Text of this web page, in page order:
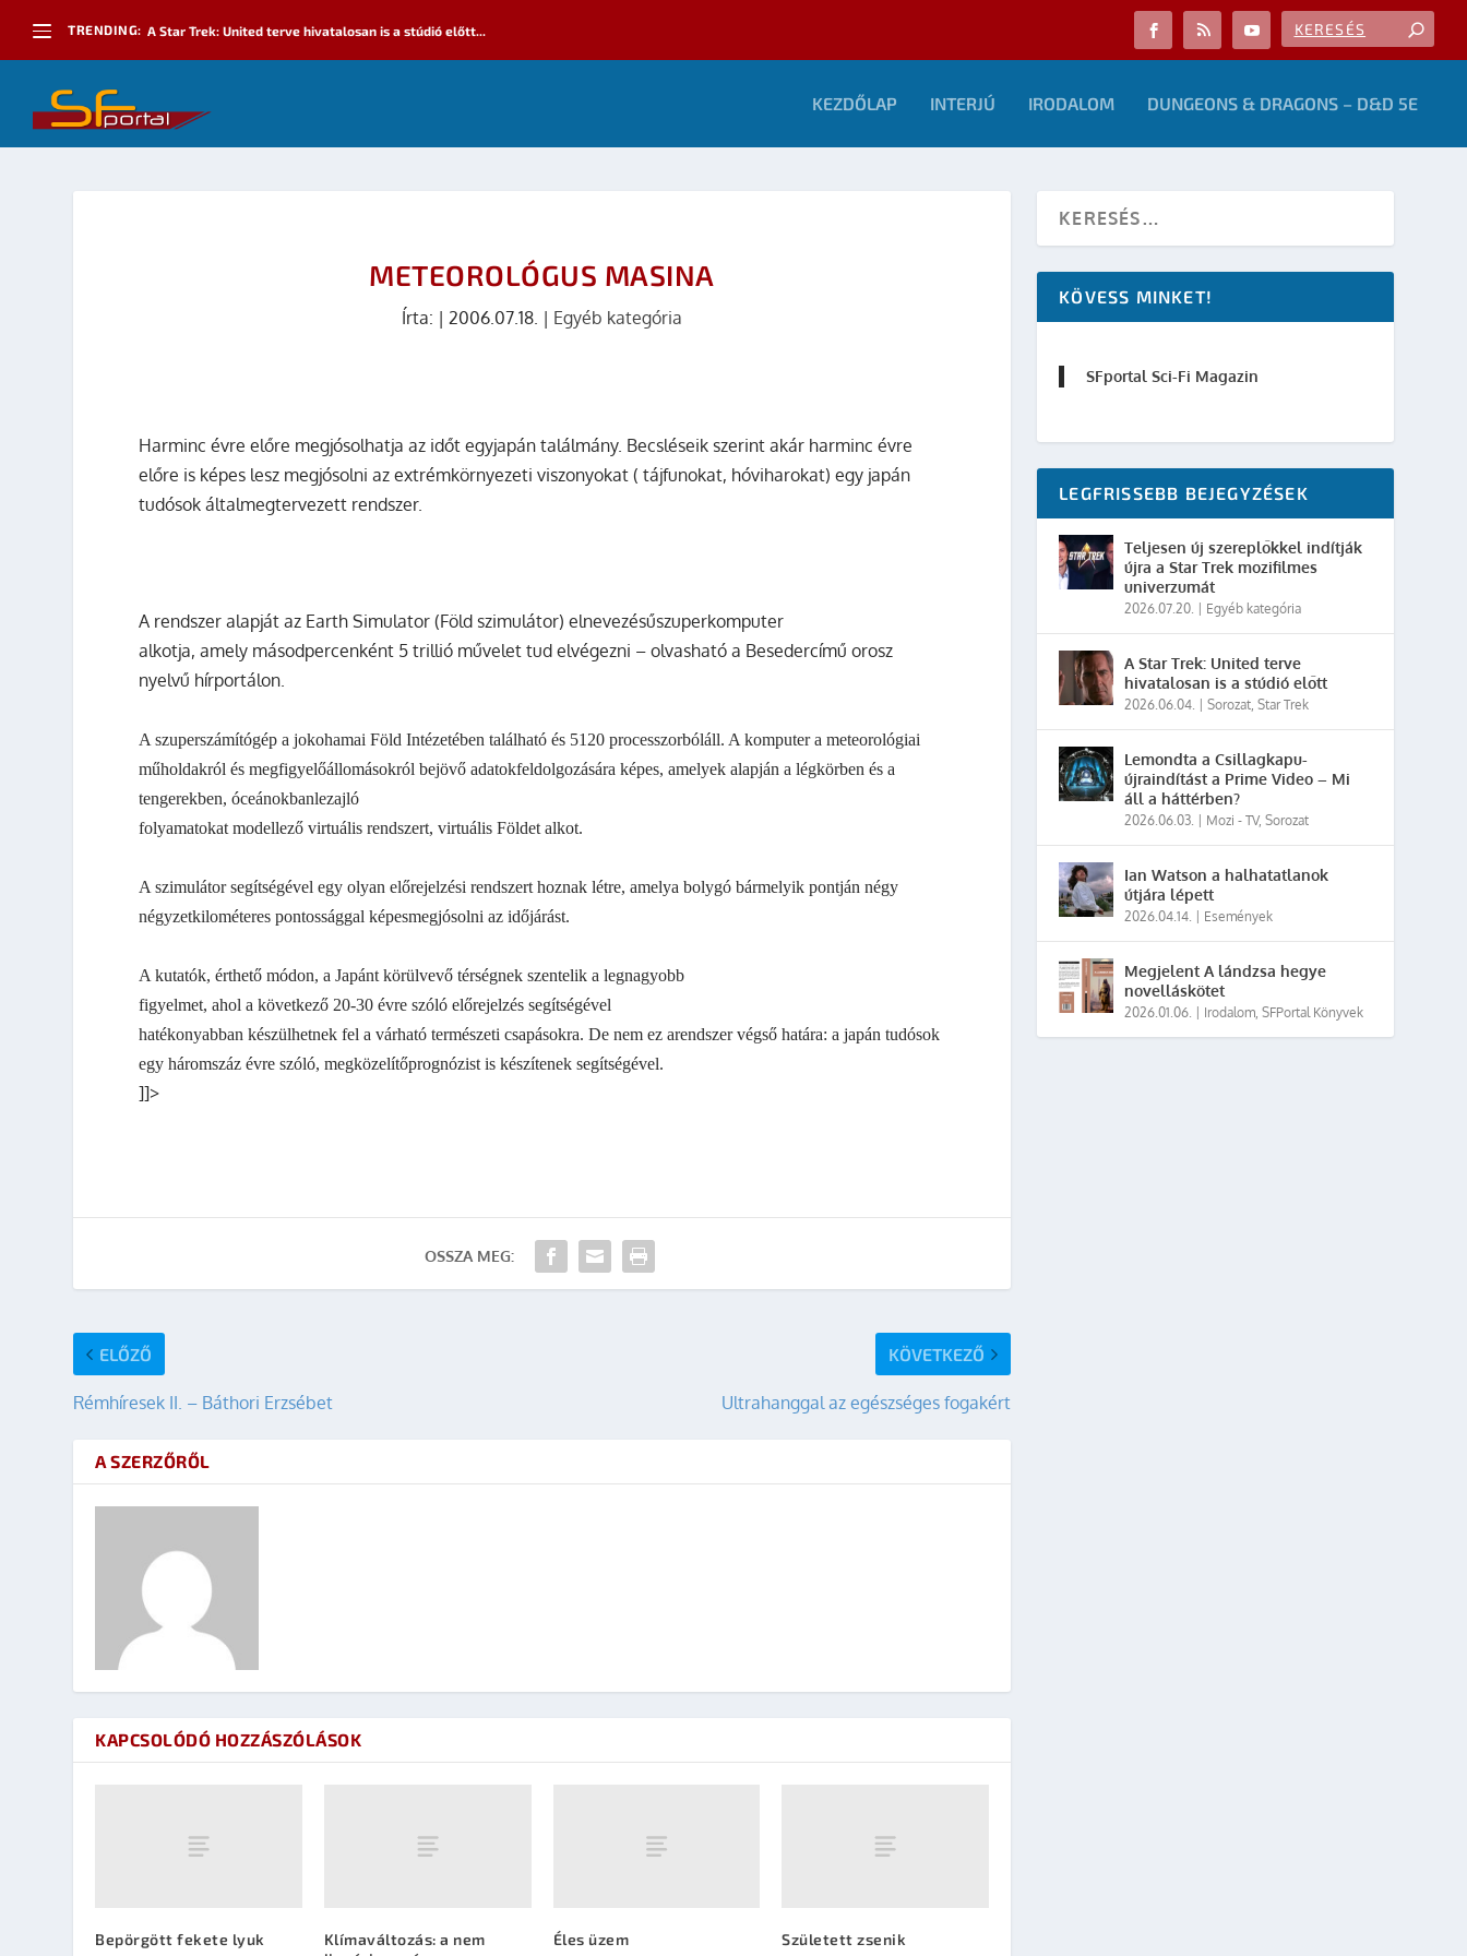
TRENDING: A Star Trek: United terve hivatalosan is a stúdió előtt...
KEZDŐLAP INTERJÚ IRODALOM DUNGEONS & DRAGONS – D&D 5E
METEOROLÓGUS MASINA
Írta: |2006.07.18. | Egyéb kategória
Harminc évre előre megjósolhatja az időt egyjapán találmány. Becsléseik szerint akár harminc évre
előre is képes lesz megjósolni az extrémkörnyezeti viszonyokat ( tájfunokat, hóviharokat) egy japán
tudósok általmegtervezett rendszer.
A rendszer alapját az Earth Simulator (Föld szimulátor) elnevezésűszuperkomputer
alkotja, amely másodpercenként 5 trillió művelet tud elvégezni – olvasható a Besedercímű orosz
nyelvű hírportálon.
A szuperszámítógép a jokohamai Föld Intézetében található és 5120 processzorbóláll. A komputer a meteorológiai
műholdakról és megfigyelőállomásokról bejövő adatokfeldolgozására képes, amelyek alapján a légkörben és a
tengerekben, óceánokbanlezajló
folyamatokat modellező virtuális rendszert, virtuális Földet alkot.
A szimulátor segítségével egy olyan előrejelzési rendszert hoznak létre, amelya bolygó bármelyik pontján négy
négyzetkilométeres pontossággal képesmegjósolni az időjárást.
A kutatók, érthető módon, a Japánt körülvevő térségnek szentelik a legnagyobb
figyelmet, ahol a következő 20-30 évre szóló előrejelzés segítségével
hatékonyabban készülhetnek fel a várható természeti csapásokra. De nem ez arendszer végső határa: a japán tudósok
egy háromszáz évre szóló, megközelítőprognózist is készítenek segítségével.
]]>
OSSZA MEG:
ELŐZŐ
Rémhíresek II. – Báthori Erzsébet
KÖVETKEZŐ
Ultrahanggal az egészséges fogakért
A SZERZŐRŐL
KAPCSOLÓDÓ HOZZÁSZÓLÁSOK
Bepörgött fekete lyuk
Klímaváltozás: a nem
Éles üzem Született zsenik
KÖVESS MINKET!
SFportal Sci-Fi Magazin
LEGFRISSEBB BEJEGYZÉSEK
Teljesen új szereplőkkel indítják
újra a Star Trek mozifilmes
univerzumát
2026.07.20. Egyéb kategória
A Star Trek: United terve
hivatalosan is a stúdió előtt
2026.06.04. |Sorozat,Star Trek
Lemondta a Csillagkapu-
újraindítást a Prime Video – Mi
áll a háttérben?
2026.06.03. Mozi - TV,Sorozat
Ian Watson a halhatatlanok
útjára lépett
2026.04.14. Események
Megjelent A lándzsa hegye
novelláskötet
2026.01.06. Irodalom,SFPortal Könyvek